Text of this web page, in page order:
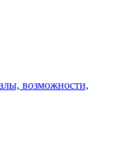
возможности,